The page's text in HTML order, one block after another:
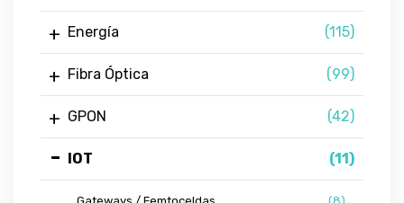
Energía (115)
Fibra Óptica (99)
GPON (42)
IOT (11)